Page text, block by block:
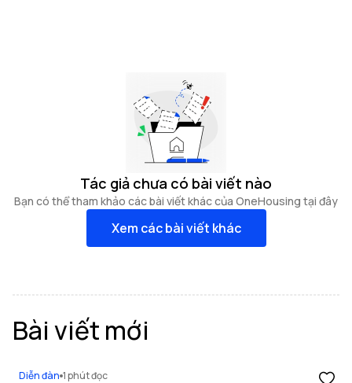
Tác giả chưa có bài viết nào
Bạn có thể tham khảo các bài viết khác của OneHousing tại đây
Xem các bài viết khác
Bài viết mới
Diễn đàn 1 phút đọc